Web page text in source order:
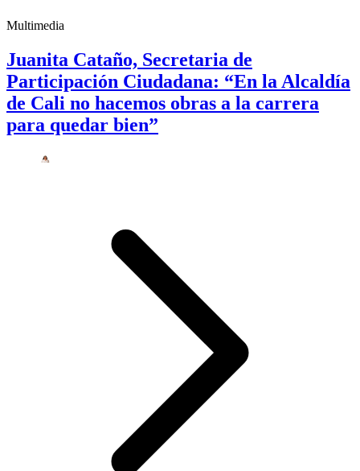
Multimedia
Juanita Cataño, Secretaria de
Participación Ciudadana: “En la Alcaldía
de Cali no hacemos obras a la carrera
para quedar bien”